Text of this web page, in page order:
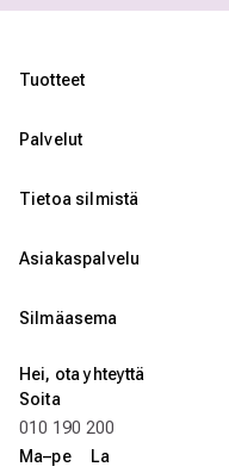
Tuotteet
Palvelut
Tietoa silmistä
Asiakaspalvelu
Silmäasema
Hei, ota yhteyttä
Soita
010 190 200
Ma–pe La